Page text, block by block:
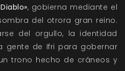
, gobierna mediante el
del otrora gran reino.
del orgullo, la identidad
gente de Ifri para gobernar
trono hecho de cráneos y